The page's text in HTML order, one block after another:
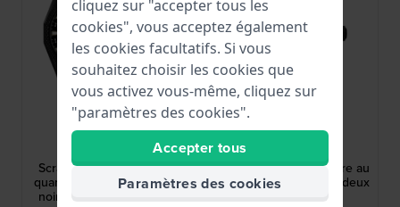
Diesel
Scraper 43 mm Montre à
quartz en acier inoxydable
noir avec bracelet gratuit
Diesel
Sideshow 51 mm Montre au
design industriel avec deux
sous-cadrans
cliquez sur "accepter tous les
cookies", vous acceptez également
les cookies facultatifs. Si vous
souhaitez choisir les cookies que
vous activez vous-même, cliquez sur
"paramètres des cookies".
Accepter tous
Paramètres des cookies